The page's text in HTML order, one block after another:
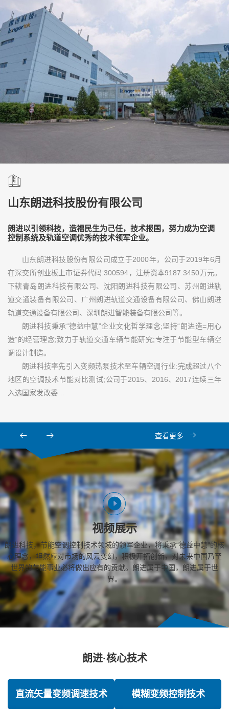
山东朗进科技股份有限公司
朗进以引领科技，造福民生为己任，技术报国，努力成为空调
控制系统及轨道空调优秀的技术领军企业。
山东朗进科技股份有限公司成立于2000年，公司于2019年6月
在深交所创业板上市证券代码:300594，注册资本9187.3450万元。
下辖青岛朗进科技有限公司、沈阳朗进科技有限公司、苏州朗进轨
道交通装备有限公司、广州朗进轨道交通设备有限公司、佛山朗进
轨道交通设备有限公司、深圳朗进智能装备有限公司等。
朗进科技秉承“德益中慧”企业文化哲学理念;坚持“朗进造=用心
造”的经营理念;致力于轨道交通车辆节能研究;专注于节能型车辆空
调设计制造。
朗进科技率先引入变频热泵技术至车辆空调行业:完成超过八个
地区的空调技术节能对比测试;公司于2015、2016、2017连续三年
入选国家发改委…
查看更多
视频展示
朗进科技，节能空调控制技术领域的领军企业，将秉承“德益中慧”的核
心理念，坦然应对市场的风云变幻，积极开拓创新，对未来中国乃至
世界的节能事业必将做出应有的贡献。朗进属于中国，朗进属于世
界。
朗进·核心技术
直流矢量变频调速技术 模糊变频控制技术